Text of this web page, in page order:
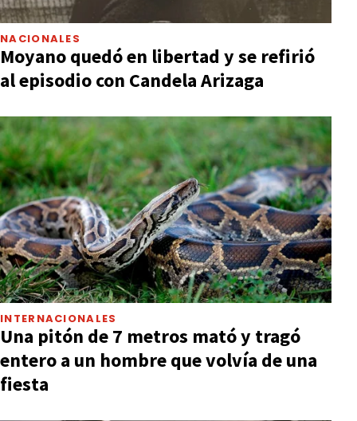
NACIONALES
Moyano quedó en libertad y se refirió
al episodio con Candela Arizaga
INTERNACIONALES
Una pitón de 7 metros mató y tragó
entero a un hombre que volvía de una
fiesta